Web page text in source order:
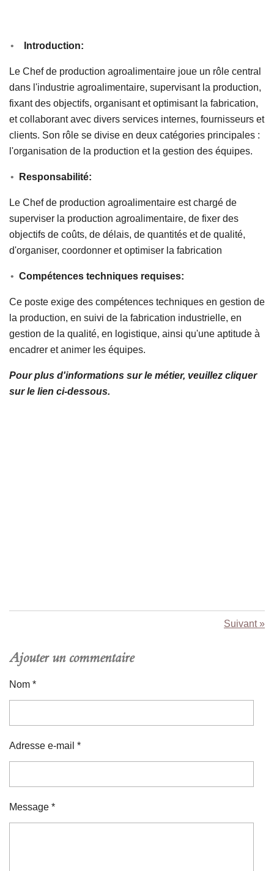
Introduction:
Le Chef de production agroalimentaire joue un rôle central
dans l'industrie agroalimentaire, supervisant la production,
fixant des objectifs, organisant et optimisant la fabrication,
et collaborant avec divers services internes, fournisseurs et
clients. Son rôle se divise en deux catégories principales :
l'organisation de la production et la gestion des équipes.
Responsabilité:
Le Chef de production agroalimentaire est chargé de
superviser la production agroalimentaire, de fixer des
objectifs de coûts, de délais, de quantités et de qualité,
d'organiser, coordonner et optimiser la fabrication
Compétences techniques requises:
Ce poste exige des compétences techniques en gestion de
la production, en suivi de la fabrication industrielle, en
gestion de la qualité, en logistique, ainsi qu'une aptitude à
encadrer et animer les équipes.
Pour plus d'informations sur le métier, veuillez cliquer
sur le lien ci-dessous.
Suivant»
Ajouter un commentaire
Nom *
Adresse e-mail *
Message *